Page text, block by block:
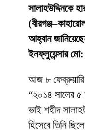
সালাহউদ্দিনকে
আহ্বান
ইনফ্লুয়েন্সার
আজ ৮
“২০১৪ সালের ৫
ভাই শহীদ
হিসেবে তিনি